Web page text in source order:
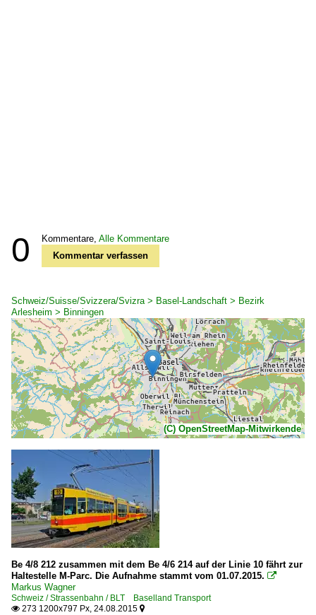
0 Kommentare, Alle Kommentare
Kommentar verfassen
Schweiz/Suisse/Svizzera/Svizra > Basel-Landschaft > Bezirk
Arlesheim > Binningen
(C) OpenStreetMap-Mitwirkende
Be 4/8 212 zusammen mit dem Be 4/6 214 auf der Linie 10 fährt zur
Haltestelle M-Parc. Die Aufnahme stammt vom 01.07.2015. 
Markus Wagner
Schweiz / Strassenbahn / BLT Baselland Transport
 273 1200x797 Px, 24.08.2015 